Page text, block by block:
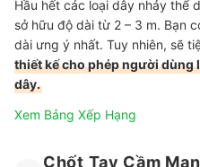
Hầu hết các loại dây nhảy thể
sở hữu độ dài từ 2 – 3 m. Bạn
dài ưng ý nhất. Tuy nhiên, sẽ
thiết kế cho phép người dùng
dây.
Xem Bảng Xếp Hạng
Chốt Tay Cầm